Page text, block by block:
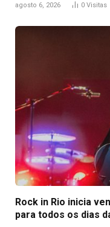
agosto 6, 2026 0 Visitas
Rock in Rio inicia
para todos os dias